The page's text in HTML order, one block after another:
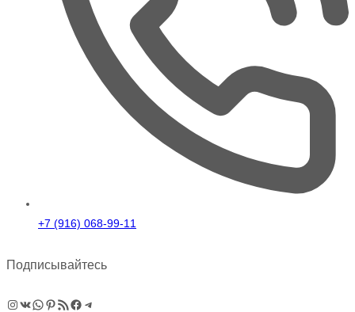
+7 (916) 068-99-11
Подписывайтесь
Instagram
ВКонтакте
WhatsApp
Pinterest
RSS-рассылка
Facebook
Telegram